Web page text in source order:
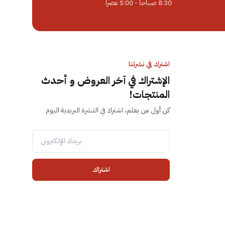
8:30 صباحاً - 5:00 عصراً
اشترك في نشرتنا
الإشتراك في آخر العروض و أحدث
المنتجات!
كن أول من يعلم، اشترك في النشرة البريدية اليوم
اشتراك